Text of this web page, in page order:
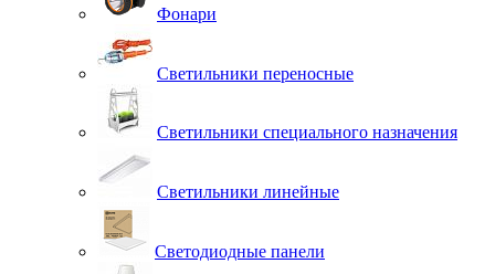
Фонари
Светильники переносные
Светильники специального назначения
Светильники линейные
Светодиодные панели